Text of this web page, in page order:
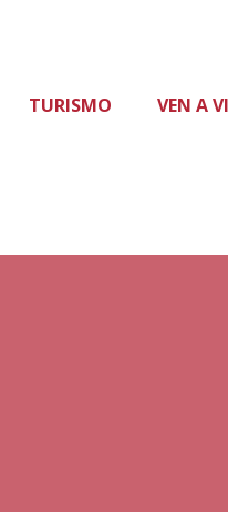
TURISMO VEN A